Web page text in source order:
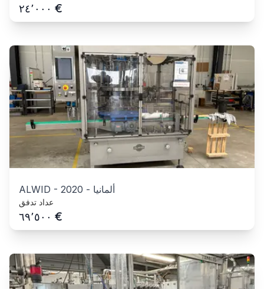
٢٤٬٠٠٠ €
ALWID - 2020 - ألمانيا
عداد تدفق
٦٩٬٥٠٠ €